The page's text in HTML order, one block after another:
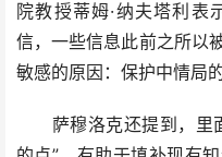
院教授蒂姆·纳夫塔利表
信，一些信息此前之所以
敏感的原因：保护中情局
萨穆洛克还提到，里